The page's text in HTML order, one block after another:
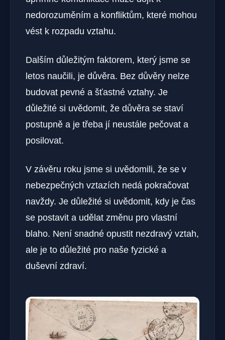
nedorozuměním a konfliktům, které mohou
vést k rozpadu vztahu.
Dalším důležitým faktorem, který jsme se
letos naučili, je důvěra. Bez důvěry nelze
budovat pevné a šťastné vztahy. Je
důležité si uvědomit, že důvěra se staví
postupně a je třeba jí neustále pečovat a
posilovat.
V závěru roku jsme si uvědomili, že se v
nebezpečných vztazích nedá pokračovat
navždy. Je důležité si uvědomit, kdy je čas
se postavit a udělat změnu pro vlastní
blaho. Není snadné opustit nezdravý vztah,
ale je to důležité pro naše fyzické a
duševní zdraví.